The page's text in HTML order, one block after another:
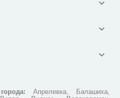
Апрелевка, Балашиха,